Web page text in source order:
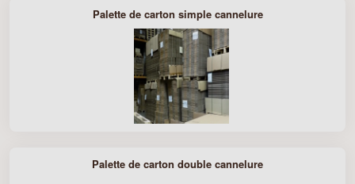
Palette de carton simple cannelure
Palette de carton double cannelure